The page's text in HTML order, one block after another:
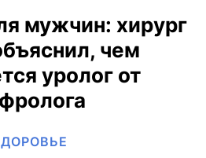
мужчин: хирург
чем
уролог от